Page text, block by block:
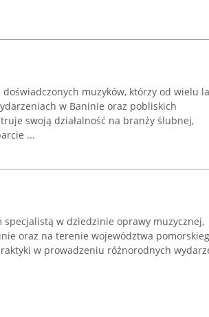
doświadczonych muzyków, którzy od wielu
w Baninie oraz pobliskich
swoją działalność na branży ślubnej,
...
specjalistą w dziedzinie oprawy muzycznej,
oraz na terenie województwa
w prowadzeniu różnorodnych